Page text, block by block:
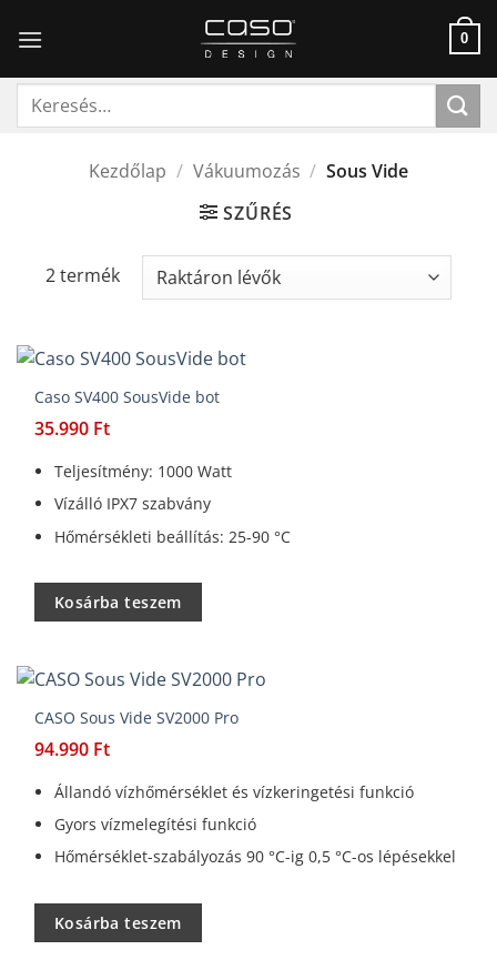
0
Keresés
Kezdőlap / Vákuumozás / Sous Vide
SZŰRÉS
2 termék
Caso SV400 SousVide bot
35.990 Ft
Teljesítmény: 1000 Watt
Vízálló IPX7 szabvány
Hőmérsékleti beállítás: 25-90 °C
Kosárba teszem
CASO Sous Vide SV2000 Pro
94.990 Ft
Állandó vízhőmérséklet és vízkeringetési funkció
Gyors vízmelegítési funkció
Hőmérséklet-szabályozás 90 °C-ig 0,5 °C-os lépésekkel
Kosárba teszem